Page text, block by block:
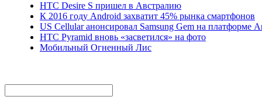
HTC Desire S пришел в Австралию
К 2016 году Android захватит 45% рынка смартфонов
US Cellular анонсировал Samsung Gem на платформе
HTC Pyramid вновь «засветился» на фото
Мобильный Огненный Лис